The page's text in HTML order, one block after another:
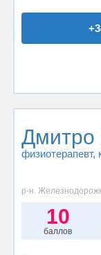
Дмитро
физиотерапевт,
р-н.
10
баллов